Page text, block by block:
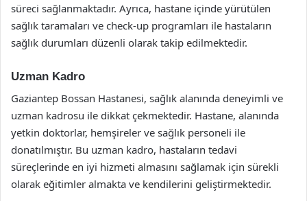
süreci sağlanmaktadır. Ayrıca, hastane içinde yürütülen
sağlık taramaları ve check-up programları ile hastaların
sağlık durumları düzenli olarak takip edilmektedir.
Uzman Kadro
Gaziantep Bossan Hastanesi, sağlık alanında deneyimli ve
uzman kadrosu ile dikkat çekmektedir. Hastane, alanında
yetkin doktorlar, hemşireler ve sağlık personeli ile
donatılmıştır. Bu uzman kadro, hastaların tedavi
süreçlerinde en iyi hizmeti almasını sağlamak için sürekli
olarak eğitimler almakta ve kendilerini geliştirmektedir.